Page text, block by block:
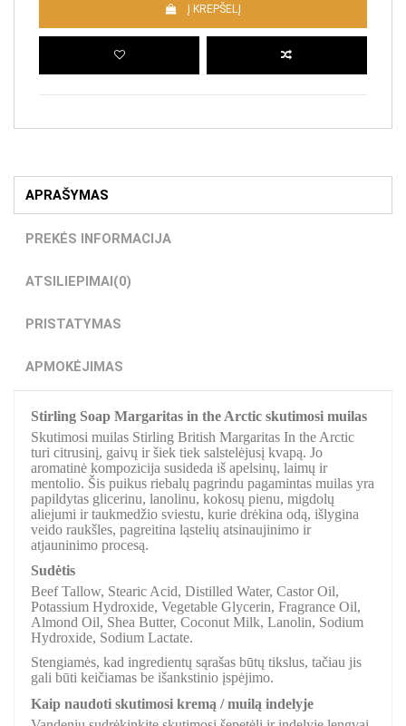
Į KREPŠELĮ
APRAŠYMAS
PREKĖS INFORMACIJA
ATSILIEPIMAI(0)
PRISTATYMAS
APMOKĖJIMAS
Stirling Soap Margaritas in the Arctic skutimosi muilas
Skutimosi muilas Stirling British Margaritas In the Arctic
turi citrusinį, gaivų ir šiek tiek salstelėjusį kvapą. Jo
aromatinė kompozicija susideda iš apelsinų, laimų ir
mentolio. Šis puikus riebalų pagrindu pagamintas muilas yra
papildytas glicerinu, lanolinu, kokosų pienu, migdolų
aliejumi ir taukmedžio sviestu, kurie drėkina odą, išlygina
veido raukšles, pagreitina ląstelių atsinaujinimo ir
atjauninimo procesą.
Sudėtis
Beef Tallow, Stearic Acid, Distilled Water, Castor Oil,
Potassium Hydroxide, Vegetable Glycerin, Fragrance Oil,
Almond Oil, Shea Butter, Coconut Milk, Lanolin, Sodium
Hydroxide, Sodium Lactate.
Stengiamės, kad ingredientų sąrašas būtų tikslus, tačiau jis
gali būti keičiamas be išankstinio įspėjimo.
Kaip naudoti skutimosi kremą / muilą indelyje